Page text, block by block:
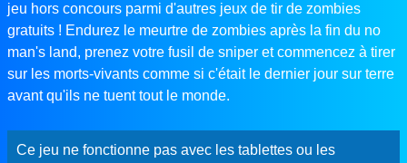
jeu hors concours parmi d'autres jeux de tir de zombies
gratuits ! Endurez le meurtre de zombies après la fin du no
man's land, prenez votre fusil de sniper et commencez à tirer
sur les morts-vivants comme si c'était le dernier jour sur terre
avant qu'ils ne tuent tout le monde.
Ce jeu ne fonctionne pas avec les tablettes ou les